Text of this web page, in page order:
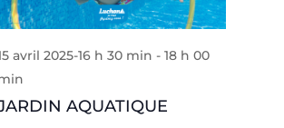
AQUATIQUE
avril 2025-16 h 30 min -18 h 00